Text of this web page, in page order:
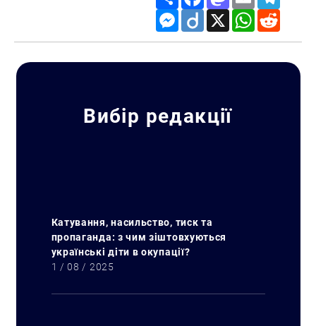
Messenger
Diigo X WhatsApp
Вибір редакції
Катування, насильство, тиск та
пропаганда: з чим зіштовхуються
українські діти в окупації?
1 / 08 / 2025